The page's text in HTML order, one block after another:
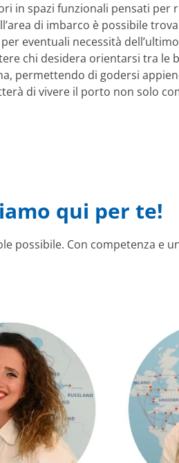
in spazi funzionali pensati
di imbarco è possibile
eventuali necessità
chi desidera orientarsi tra le
permettendo di godersi
di vivere il porto non solo
qui per te!
possibile. Con competenza e